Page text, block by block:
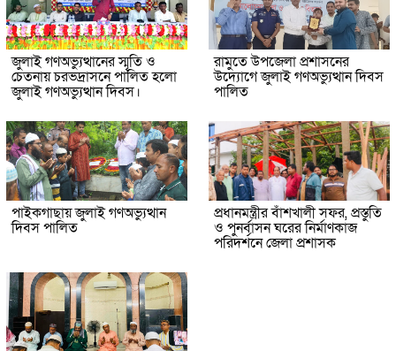
জুলাই গণঅভ্যুত্থানের স্মৃতি ও
চেতনায় চরভদ্রাসনে পালিত হলো
জুলাই গণঅভ্যুত্থান দিবস।
রামুতে উপজেলা প্রশাসনের
উদ্যোগে জুলাই গণঅভ্যুত্থান দিবস
পালিত
পাইকগাছায় জুলাই গণঅভ্যুত্থান
দিবস পালিত
প্রধানমন্ত্রীর বাঁশখালী সফর, প্রস্তুতি
ও পুনর্বাসন ঘরের নির্মাণকাজ
পরিদর্শনে জেলা প্রশাসক